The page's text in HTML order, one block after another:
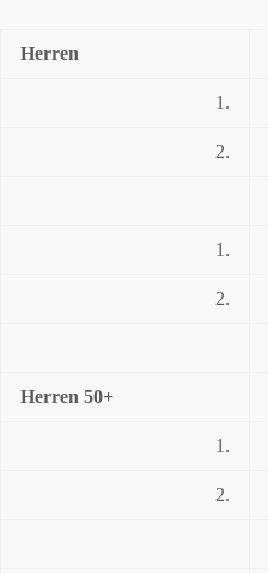
Herren
1.
2.
1.
2.
Herren 50+
1.
2.